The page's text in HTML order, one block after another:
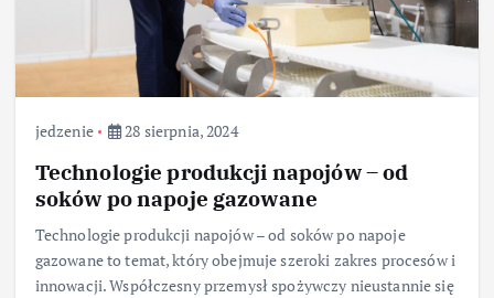
jedzenie 28 sierpnia, 2024
Technologie produkcji napojów – od
soków po napoje gazowane
Technologie produkcji napojów – od soków po napoje
gazowane to temat, który obejmuje szeroki zakres procesów i
innowacji. Współczesny przemysł spożywczy nieustannie się